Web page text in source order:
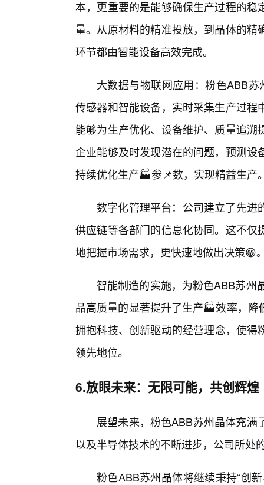
本，更重要的是能够确保生产过程的
量。从原材料的精准投放，到晶体的
环节都由智能设备高效完成。
大数据与物联网应用：粉色ABB
传感器和智能设备，实时采集生产过
能够为生产优化、设备维护、质量追
企业能够及时发现潜在的问题，预测
持续优化生产🏭参📌数，实现精益生产
数字化管理平台：公司建立了先进
供应链等各部门的信息化协同。这不
地把握市场需求，更快速地做出决策😁
智能制造的实施，为粉色ABB苏州
品高质量的显著提升了生产🏭效率，
拥抱科技、创新驱动的经营理念，使
领先地位。
6.放眼未来：无限可能，共创辉煌
展望未来，粉色ABB苏州晶体充
以及半导体技术的不断进步，公司所处
粉色ABB苏州晶体将继续秉持“创